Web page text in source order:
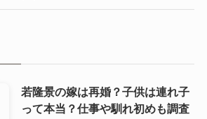
若隆景の嫁は再婚？子供は連れ子
って本当？仕事や馴れ初めも調査